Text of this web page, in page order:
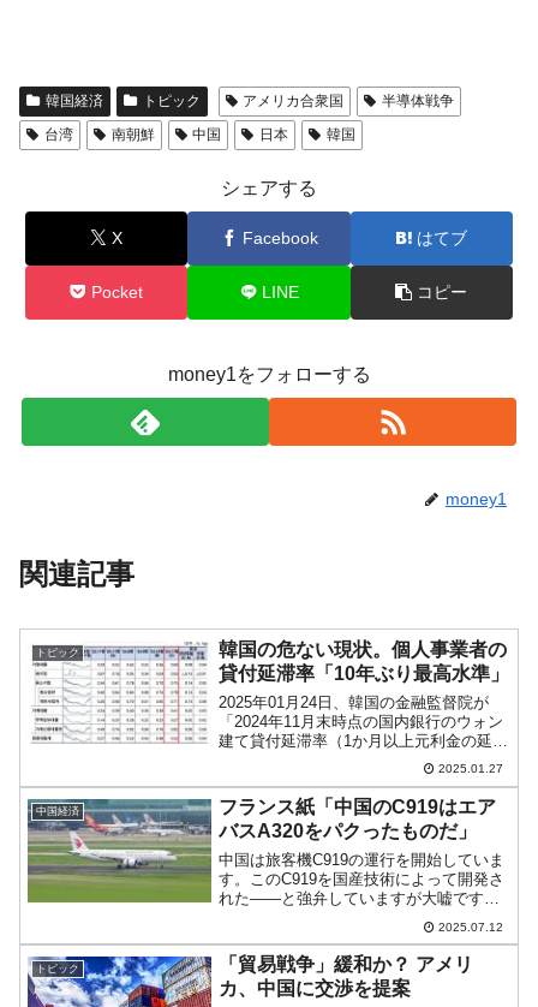
韓国経済 トピック アメリカ合衆国
半導体戦争
台湾
南朝鮮 中国 日本 韓国
シェアする
X Facebook はてブ
Pocket LINE コピー
money1をフォローする
money1
関連記事
トピック
韓国の危ない現状。個人事業者の
貸付延滞率「10年ぶり最高水準」
2025年01月24日、韓国の金融監督院が
「2024年11月末時点の国内銀行のウォン
建て貸付延滞率（1か月以上元利金の延滞
基準）」を公表しました。以下はそのプ
レスリリース内にある延滞率の推移のグ
ラフです。ウォン建て貸付 延滞率の推移
（201...
2025.01.27
中国経済
フランス紙「中国のC919はエア
バスA320をパクったものだ」
中国は旅客機C919の運行を開始していま
す。このC919を国産技術によって開発さ
れた――と強弁していますが大嘘です。
2023年05月28日（現地時間）、『中国東
方航空』のC919旅客機が同日午前10時32
分、乗客130人余りを乗せて上海虹橋...
2025.07.12
トピック
「貿易戦争」緩和か？ アメリ
カ、中国に交渉を提案